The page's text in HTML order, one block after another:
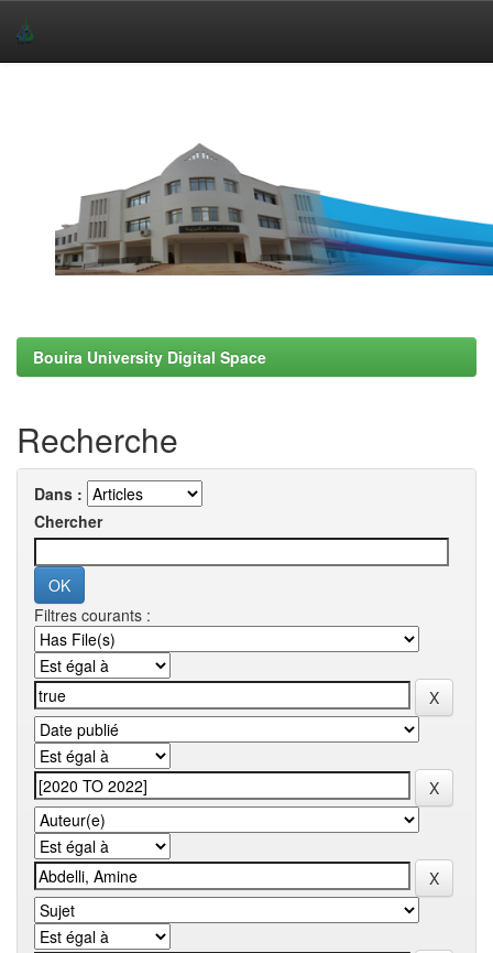
Bouira University Digital Space
Recherche
Dans :
Chercher
Filtres courants :